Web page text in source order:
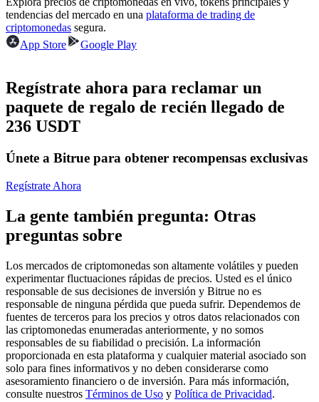
Futuros del USDC
Futuros que utilizan USDC como garantía
Copiar Trading
Únete a los mejores traders
Conviértete en un Trader de Copia
Disfruta del reparto de beneficios y comisiones de copy trading
tendencias del mercado en una plataforma de trading de
criptomonedas segura.
App Store
Google Play
Regístrate ahora para reclamar un
paquete de regalo de recién llegado de
236 USDT
Únete a Bitrue para obtener recompensas exclusivas
Regístrate Ahora
La gente también pregunta: Otras
preguntas sobre
Los mercados de criptomonedas son altamente volátiles y pueden
experimentar fluctuaciones rápidas de precios. Usted es el único
responsable de sus decisiones de inversión y Bitrue no es
responsable de ninguna pérdida que pueda sufrir. Dependemos de
fuentes de terceros para los precios y otros datos relacionados con
las criptomonedas enumeradas anteriormente, y no somos
responsables de su fiabilidad o precisión. La información
proporcionada en esta plataforma y cualquier material asociado son
solo para fines informativos y no deben considerarse como
asesoramiento financiero o de inversión. Para más información,
consulte nuestros Términos de Uso y Política de Privacidad.